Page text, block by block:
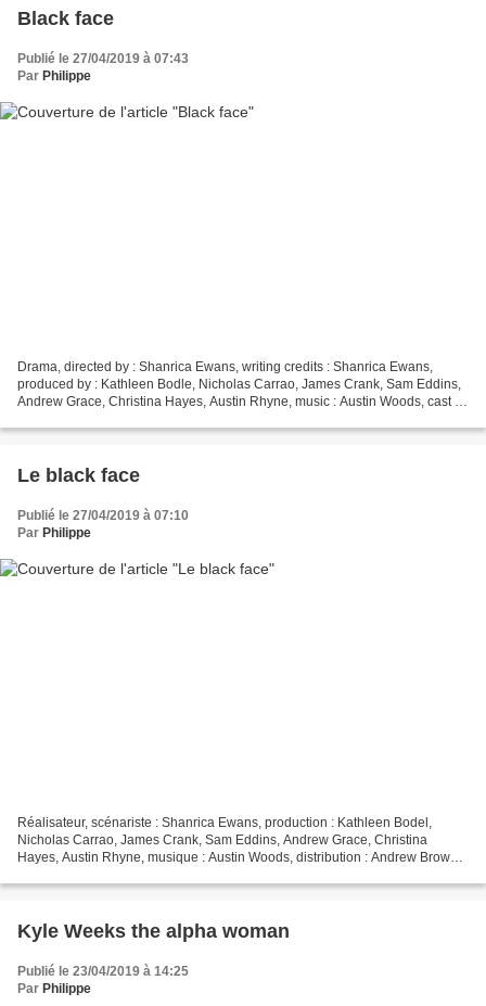
Black face
Publié le 27/04/2019 à 07:43
Par Philippe
Drama, directed by : Shanrica Ewans, writing credits : Shanrica Ewans,
produced by : Kathleen Bodle, Nicholas Carrao, James Crank, Sam Eddins,
Andrew Grace, Christina Hayes, Austin Rhyne, music : Austin Woods, cast :
Le black face
Publié le 27/04/2019 à 07:10
Par Philippe
Réalisateur, scénariste : Shanrica Ewans, production : Kathleen Bodel,
Nicholas Carrao, James Crank, Sam Eddins, Andrew Grace, Christina
Hayes, Austin Rhyne, musique : Austin Woods, distribution : Andrew Brown,
Kyle Weeks the alpha woman
Publié le 23/04/2019 à 14:25
Par Philippe